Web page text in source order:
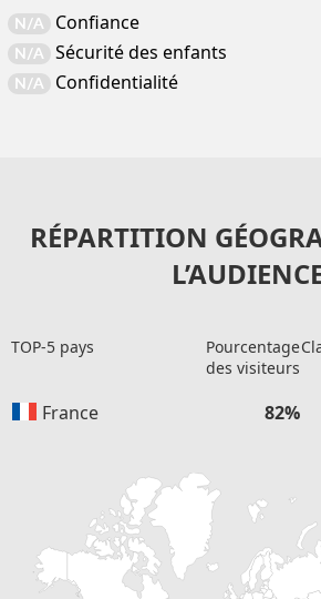
N/A Confiance
N/A Sécurité des enfants
N/A Confidentialité
RÉPARTITION
TOP-5 pays
Pourcentage
des visiteurs
France 82%